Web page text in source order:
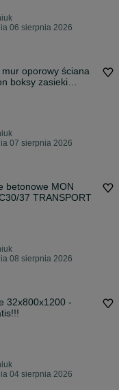
06 sierpnia 2026
oporowy ściana
boksy zasieki
07 sierpnia 2026
betonowe MON
37 TRANSPORT
08 sierpnia 2026
32x800x1200 -
04 sierpnia 2026